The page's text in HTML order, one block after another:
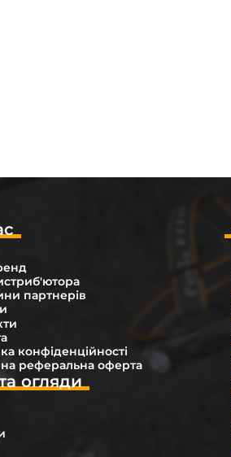
партнерів
конфіденційності
реферальна оферта
огляди